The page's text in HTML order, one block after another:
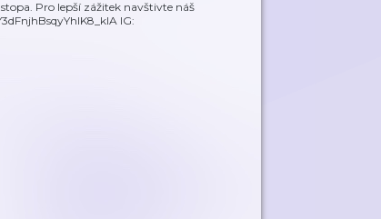
Pro lepší zážitek navštivte náš
IG: